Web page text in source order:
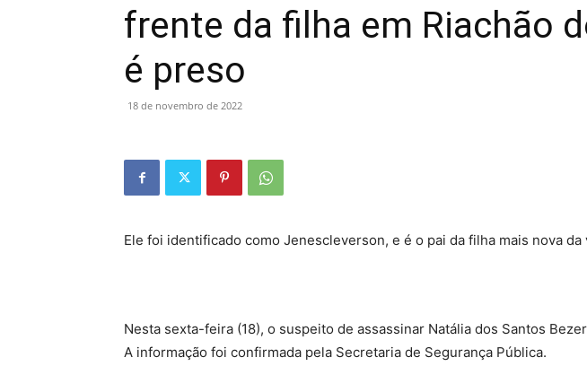
frente da filha em Riachão
é preso
18 de novembro de 2022
Ele foi identificado como Jenescleverson, e é o pai da filha mais nova da
Nesta sexta-feira (18), o suspeito de assassinar Natália dos Santos
A informação foi confirmada pela Secretaria de Segurança Pública.